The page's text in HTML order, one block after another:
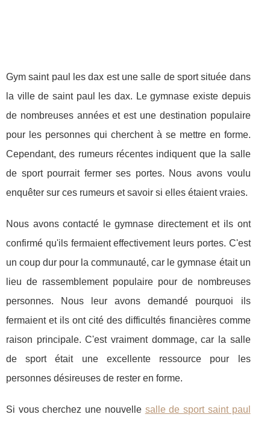
Gym saint paul les dax est une salle de sport située dans
la ville de saint paul les dax. Le gymnase existe depuis
de nombreuses années et est une destination populaire
pour les personnes qui cherchent à se mettre en forme.
Cependant, des rumeurs récentes indiquent que la salle
de sport pourrait fermer ses portes. Nous avons voulu
enquêter sur ces rumeurs et savoir si elles étaient vraies.
Nous avons contacté le gymnase directement et ils ont
confirmé qu'ils fermaient effectivement leurs portes. C'est
un coup dur pour la communauté, car le gymnase était un
lieu de rassemblement populaire pour de nombreuses
personnes. Nous leur avons demandé pourquoi ils
fermaient et ils ont cité des difficultés financières comme
raison principale. C'est vraiment dommage, car la salle
de sport était une excellente ressource pour les
personnes désireuses de rester en forme.
Si vous cherchez une nouvelle salle de sport saint paul